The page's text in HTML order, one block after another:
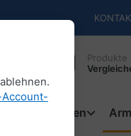
Produkte
Schlüsselketten